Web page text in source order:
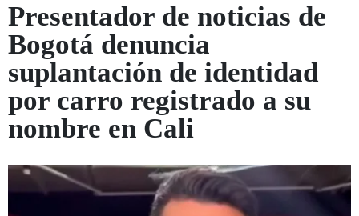
Presentador de noticias de
Bogotá denuncia
suplantación de identidad
por carro registrado a su
nombre en Cali